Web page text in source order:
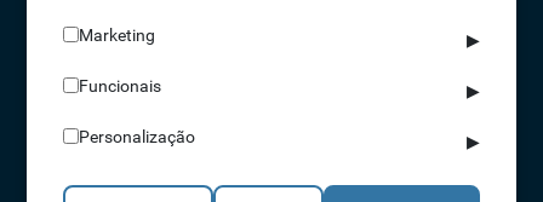
Soluções
Acessos
Torniquetes
Marketing ▶
Funcionais ▶
Personalização ▶